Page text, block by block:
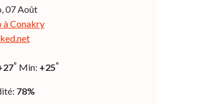
07 Août
à Conakry
27° Min: +25°
78%